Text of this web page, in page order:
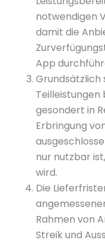
notwendigen
damit die
App
Grundsätzlich
gesondert in
Erbringung
nur nutzbar
wird.
Die
Rahmen von
Streik und